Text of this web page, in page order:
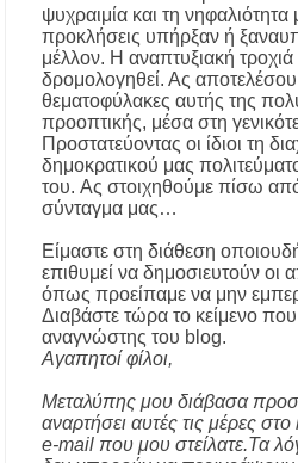
Εγκρίθηκε η λειτουργία τμήματος
Μουδανιών στον Πολύγυρο– Δικαίωση
διεκδίκησης του Δήμου Πολυγύρου
Η ΕΥΑΘ επεκτείνεται στη Χαλκιδική –
αλλάζει με τον νέο νόμο για ύδρευση
αποχέτευση
Χαλκιδική: Νεκρός 69χρονος
παραλία Σίβηρης
Διακοπές ρεύματος σε περιοχές της
– Πότε και πού θα σημειωθούν
Νέες χρηματοδοτήσεις από το Πράσινο
για δήμους της Κεντρικής Μακεδονίας
ψυχραιμία και τη
προκλήσεις υπήρξαν ή
μέλλον. Η αναπτυξιακή τροχιά
δρομολογηθεί. Ας
θεματοφύλακες αυτής της
προοπτικής, μέσα στη
Προστατεύοντας οι ίδιοι τη
δημοκρατικού μας
του. Ας στοιχηθούμε πίσω
σύνταγμα μας…
Είμαστε στη διάθεση
επιθυμεί να δημοσιευτούν οι
όπως προείπαμε να μην
Διαβάστε τώρα το κείμενο που
αναγνώστης του blog.
Αγαπητοί φίλοι,
Μεταλύπης μου διάβασα
αναρτήσει αυτές τις μέρες
e-mail που μου στείλατε.Τα